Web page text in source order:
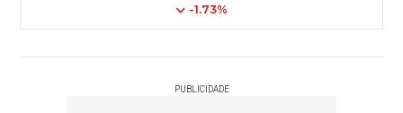
-1.73%
PUBLICIDADE